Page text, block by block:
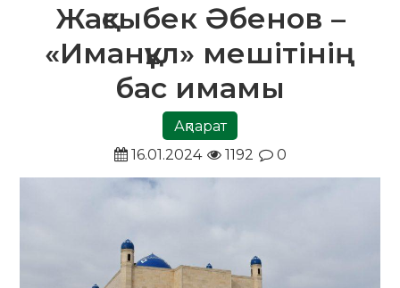
Жақсыбек Әбенов –
«Иманқұл» мешітінің
бас имамы
Ақпарат
16.01.2024
1192 0